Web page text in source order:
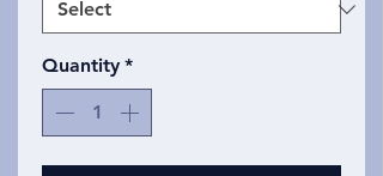
Quantity *